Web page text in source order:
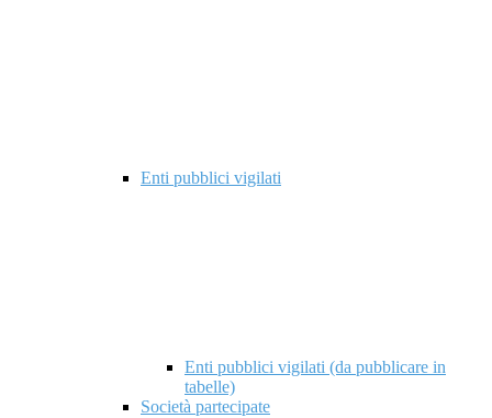
Enti pubblici vigilati
Enti pubblici vigilati (da pubblicare in
tabelle)
Società partecipate